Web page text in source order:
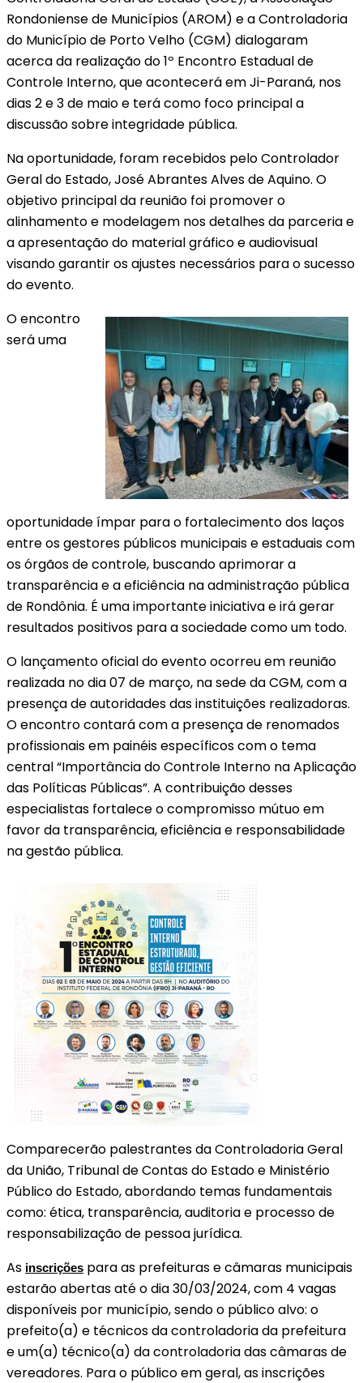
Rondoniense de Municípios (AROM) e a Controladoria
do Município de Porto Velho (CGM) dialogaram
acerca da realização do 1º Encontro Estadual de
Controle Interno, que acontecerá em Ji-Paraná, nos
dias 2 e 3 de maio e terá como foco principal a
discussão sobre integridade pública.
Na oportunidade, foram recebidos pelo Controlador
Geral do Estado, José Abrantes Alves de Aquino. O
objetivo principal da reunião foi promover o
alinhamento e modelagem nos detalhes da parceria e
a apresentação do material gráfico e audiovisual
visando garantir os ajustes necessários para o sucesso
do evento.
O encontro
será uma
oportunidade ímpar para o fortalecimento dos laços
entre os gestores públicos municipais e estaduais com
os órgãos de controle, buscando aprimorar a
transparência e a eficiência na administração pública
de Rondônia. É uma importante iniciativa e irá gerar
resultados positivos para a sociedade como um todo.
O lançamento oficial do evento ocorreu em reunião
realizada no dia 07 de março, na sede da CGM, com a
presença de autoridades das instituições realizadoras.
O encontro contará com a presença de renomados
profissionais em painéis específicos com o tema
central “Importância do Controle Interno na Aplicação
das Políticas Públicas”. A contribuição desses
especialistas fortalece o compromisso mútuo em
favor da transparência, eficiência e responsabilidade
na gestão pública.
Comparecerão palestrantes da Controladoria Geral
da União, Tribunal de Contas do Estado e Ministério
Público do Estado, abordando temas fundamentais
como: ética, transparência, auditoria e processo de
responsabilização de pessoa jurídica.
As inscrições para as prefeituras e câmaras municipais
estarão abertas até o dia 30/03/2024, com 4 vagas
disponíveis por município, sendo o público alvo: o
prefeito(a) e técnicos da controladoria da prefeitura
e um(a) técnico(a) da controladoria das câmaras de
vereadores. Para o público em geral, as inscrições